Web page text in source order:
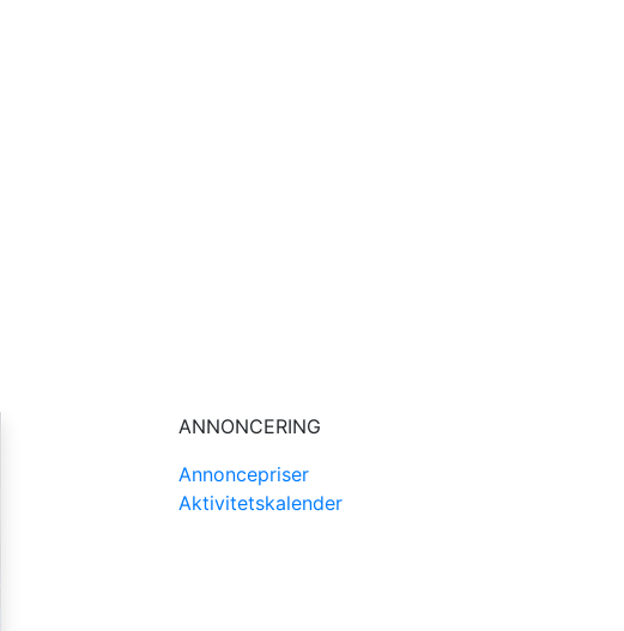
ANNONCERING
Annoncepriser
Aktivitetskalender